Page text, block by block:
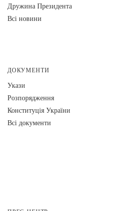
Дружина Президента
Всі новини
ДОКУМЕНТИ
Укази
Розпорядження
Конституція України
Всі документи